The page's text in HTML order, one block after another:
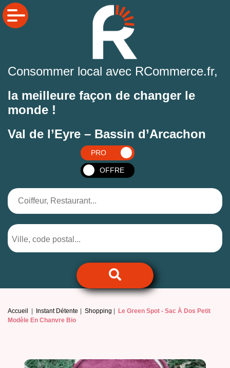
Consommer local avec RCommerce.fr,
la meilleure façon de changer le
monde !
Val de l’Eyre – Bassin d’Arcachon
PRO
OFFRE
Accueil Instant Détente Shopping Le Green Spot -Sac À Dos Petit
Modèle En Chanvre Bio